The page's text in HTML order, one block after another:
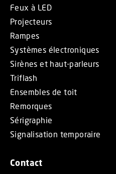
Feux à LED
Projecteurs
Rampes
Systèmes électroniques
Sirènes et haut-parleurs
Triflash
Ensembles de toit
Remorques
Sérigraphie
Signalisation temporaire
Contact